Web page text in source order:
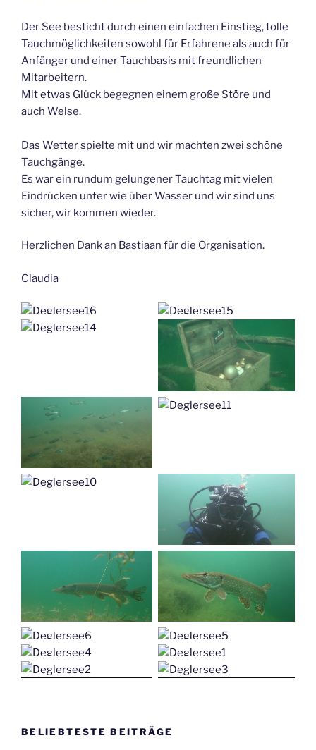
Der See besticht durch einen einfachen Einstieg, tolle
Tauchmöglichkeiten sowohl für Erfahrene als auch für
Anfänger und einer Tauchbasis mit freundlichen
Mitarbeitern.
Mit etwas Glück begegnen einem große Störe und
auch Welse.
Das Wetter spielte mit und wir machten zwei schöne
Tauchgänge.
Es war ein rundum gelungener Tauchtag mit vielen
Eindrücken unter wie über Wasser und wir sind uns
sicher, wir kommen wieder.
Herzlichen Dank an Bastiaan für die Organisation.
Claudia
BELIEBTESTE BEITRÄGE